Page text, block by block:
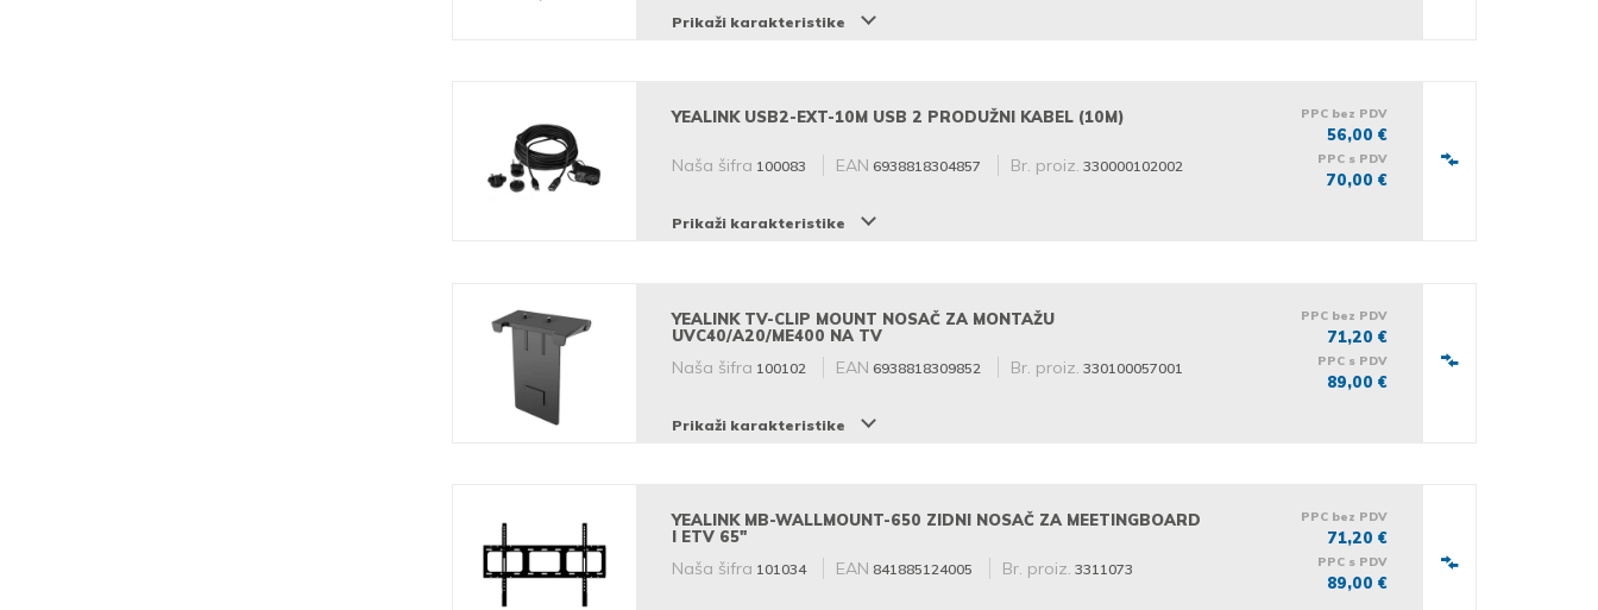
Prikaži karakteristike
YEALINK USB2-EXT-10M USB 2 PRODUŽNI KABEL (10M)
Naša šifra 100083 EAN 6938818304857 Br. proiz. 330000102002
Prikaži karakteristike
PPC bez PDV
56,00 €
PPC s PDV
70,00 €
YEALINK TV-CLIP MOUNT NOSAČ ZA MONTAŽU
UVC40/A20/ME400 NA TV
Naša šifra 100102 EAN 6938818309852 Br. proiz. 330100057001
Prikaži karakteristike
PPC bez PDV
71,20 €
PPC s PDV
89,00 €
YEALINK MB-WALLMOUNT-650 ZIDNI NOSAČ ZA MEETINGBOARD
I ETV 65"
Naša šifra 101034 EAN 841885124005 Br. proiz. 3311073
PPC bez PDV
71,20 €
PPC s PDV
89,00 €